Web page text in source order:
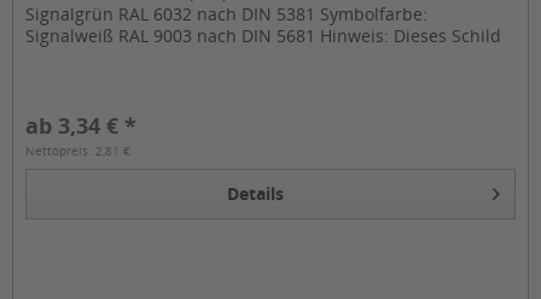
Signalgrün RAL 6032 nach DIN 5381 Symbolfarbe:
Signalweiß RAL 9003 nach DIN 5681 Hinweis: Dieses Schild
ab 3,34 € *
Nettopreis: 2,81 €
Details